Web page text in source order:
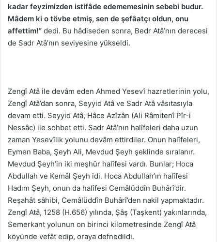
kadar feyzimizden istifâde edememesinin sebebi budur.
Mâdem ki o tövbe etmiş, sen de şefâatçı oldun, onu
affettim!” dedi. Bu hâdiseden sonra, Bedr Atâ’nın derecesi
de Sadr Atâ’nın seviyesine yükseldi.
Zengî Atâ ile devâm eden Ahmed Yesevî hazretlerinin yolu,
Zengî Atâ’dan sonra, Seyyid Atâ ve Sadr Atâ vâsıtasıyla
devam etti. Seyyid Atâ, Hâce Azîzân (Ali Râmitenî Pîr-i
Nessâc) ile sohbet etti. Sadr Atâ’nın halîfeleri daha uzun
zaman Yesevîlik yolunu devâm ettirdiler. Onun halîfeleri,
Eymen Baba, Şeyh Ali, Mevdud Şeyh şeklinde sıralanır.
Mevdud Şeyh’in iki meşhûr halîfesi vardı. Bunlar; Hoca
Abdullah ve Kemâl Şeyh idi. Hoca Abdullah’ın halîfesi
Hadım Şeyh, onun da halîfesi Cemâlüddîn Buhârî’dir.
Reşahât sâhibi, Cemâlüddîn Buhârî’den nakil yapmaktadır.
Zengî Atâ, 1258 (H.656) yılında, Şâş (Taşkent) yakınlarında,
Semerkant yolunun on birinci kilometresinde Zengî Atâ
köyünde vefât edip, oraya defnedildi.